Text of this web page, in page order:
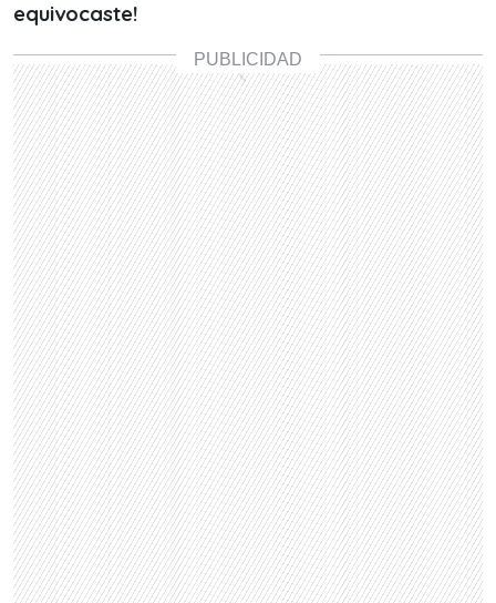
equivocaste!